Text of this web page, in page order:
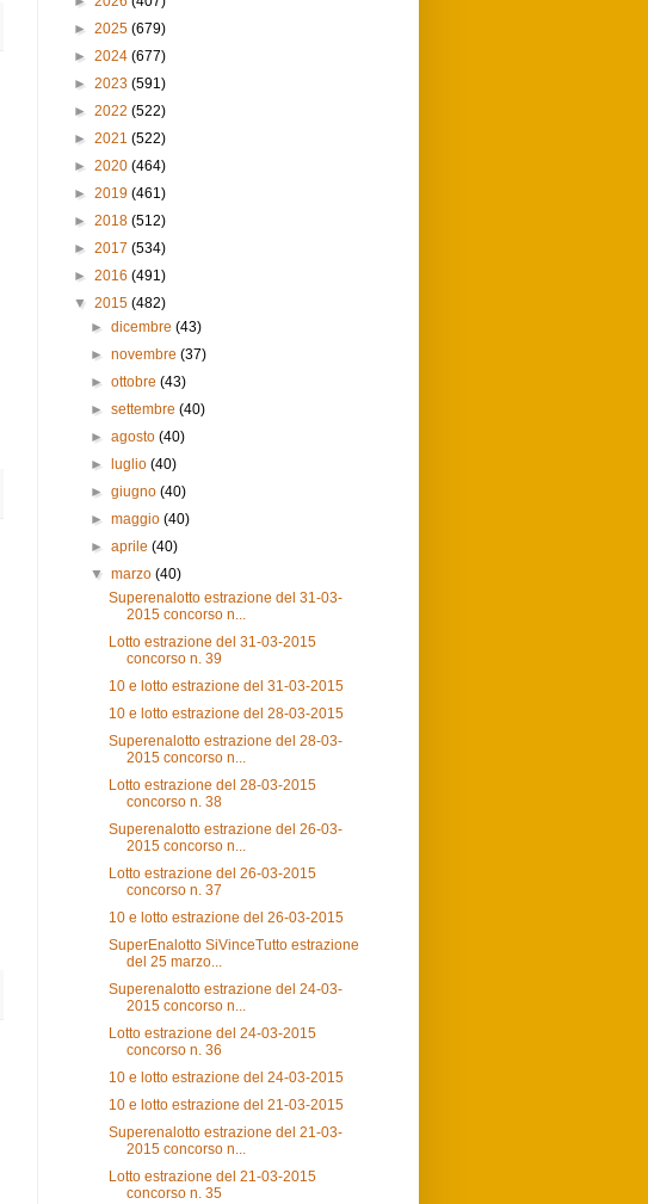
► 2025 (679)
► 2024 (677)
► 2023 (591)
► 2022 (522)
► 2021 (522)
► 2020 (464)
► 2019 (461)
► 2018 (512)
► 2017 (534)
► 2016 (491)
▼ 2015 (482)
►dicembre(43)
►novembre(37)
►ottobre(43)
►settembre(40)
►agosto(40)
►
luglio(40)
►giugno(40)
►maggio(40)
►aprile(40)
▼marzo(40)
Superenalotto estrazione del 31-03-
2015 concorso n...
Lotto estrazione del 31-03-2015
concorso n. 39
10 e lotto estrazione del 31-03-2015
10 e lotto estrazione del 28-03-2015
Superenalotto estrazione del 28-03-
2015 concorso n...
Lotto estrazione del 28-03-2015
concorso n. 38
Superenalotto estrazione del 26-03-
2015 concorso n...
Lotto estrazione del 26-03-2015
concorso n. 37
10 e lotto estrazione del 26-03-2015
SuperEnalotto SiVinceTutto estrazione
del 25 marzo...
Superenalotto estrazione del 24-03-
2015 concorso n...
Lotto estrazione del 24-03-2015
concorso n. 36
10 e lotto estrazione del 24-03-2015
10 e lotto estrazione del 21-03-2015
Superenalotto estrazione del 21-03-
2015 concorso n...
Lotto estrazione del 21-03-2015
concorso n. 35